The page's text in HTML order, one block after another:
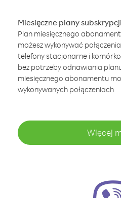
Miesięczne plany subskrypcji
Plan miesięcznego
możesz wykonywać
telefony stacjonarne i
bez potrzeby odnawiania
miesięcznego abonamentu
wykonywanych połączeniach
Więcej